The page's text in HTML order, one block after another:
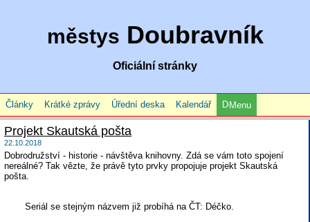
městys Doubravník
Oficiální stránky
Články Krátké zprávy Úřední deska Kalendář Menu
Projekt Skautská pošta
22.10.2018
Dobrodružství - historie - návštěva knihovny. Zdá se vám toto spojení
nereálné? Tak vězte, že právě tyto prvky propojuje projekt Skautská
pošta.
Seriál se stejným názvem již probíhá na ČT: Déčko.